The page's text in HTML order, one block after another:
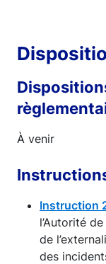
À venir
Instruction
l’Autorité
de
des